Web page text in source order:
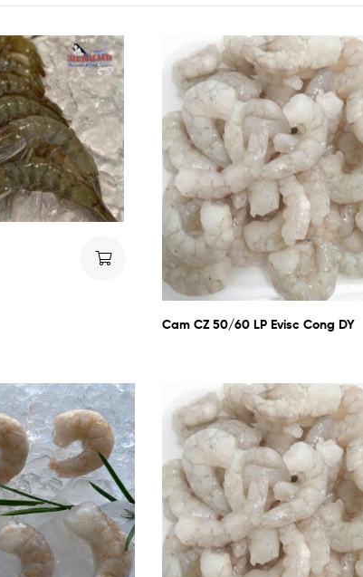
Cam CZ 50/60 LP Evisc Cong DY